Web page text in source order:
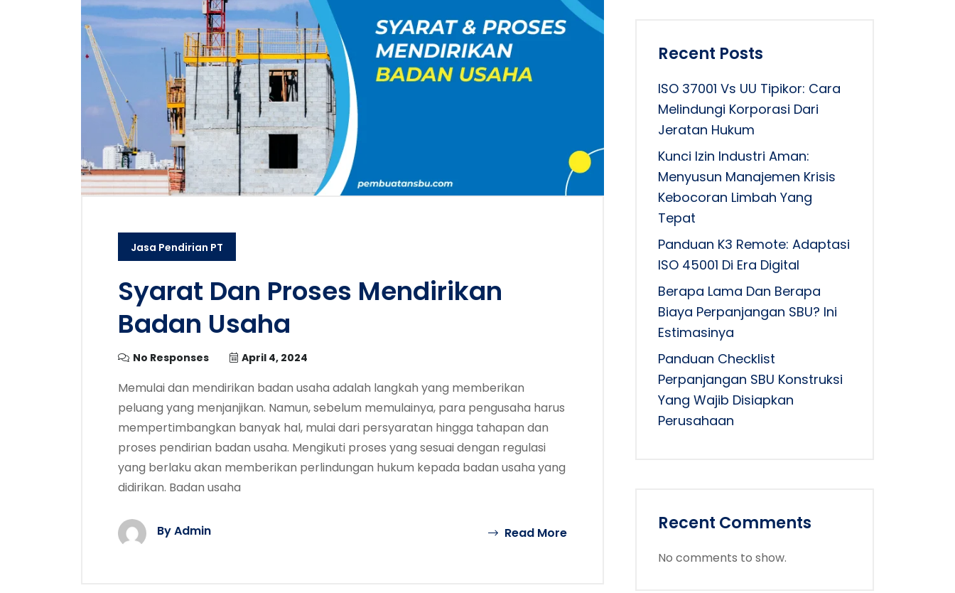
Jasa Pendirian PT
Syarat Dan Proses Mendirikan
Badan Usaha
No Responses April 4, 2024
Memulai dan mendirikan badan usaha adalah langkah yang memberikan
peluang yang menjanjikan. Namun, sebelum memulainya, para pengusaha harus
mempertimbangkan banyak hal, mulai dari persyaratan hingga tahapan dan
proses pendirian badan usaha. Mengikuti proses yang sesuai dengan regulasi
yang berlaku akan memberikan perlindungan hukum kepada badan usaha yang
didirikan. Badan usaha
By Admin Read More
Recent Posts
ISO 37001 Vs UU Tipikor: Cara
Melindungi Korporasi Dari
Jeratan Hukum
Kunci Izin Industri Aman:
Menyusun Manajemen Krisis
Kebocoran Limbah Yang
Tepat
Panduan K3 Remote: Adaptasi
ISO 45001 Di Era Digital
Berapa Lama Dan Berapa
Biaya Perpanjangan SBU? Ini
Estimasinya
Panduan Checklist
Perpanjangan SBU Konstruksi
Yang Wajib Disiapkan
Perusahaan
Recent Comments
No comments to show.